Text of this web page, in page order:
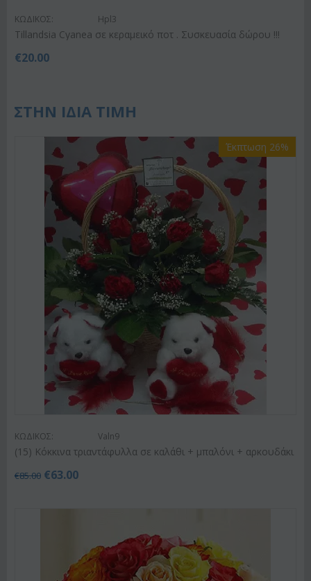
ΚΩΔΙΚΟΣ: Hpl3
Tillandsia Cyanea σε κεραμεικό ποτ . Συσκευασία δώρου !!!
€20.00
ΣΤΗΝ ΙΔΙΑ ΤΙΜΗ
Έκπτωση 26%
ΚΩΔΙΚΟΣ: Valn9
(15) Κόκκινα τριαντάφυλλα σε καλάθι + μπαλόνι + αρκουδάκι
€85.00 €63.00